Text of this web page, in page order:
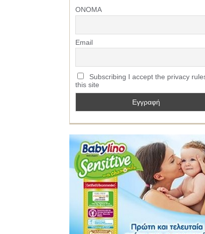
ΟΝΟΜΑ
Email
Subscribing I accept the privacy
this site